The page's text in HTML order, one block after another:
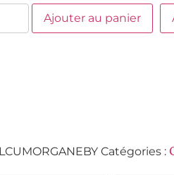
Ajouter au panier
Catégories :